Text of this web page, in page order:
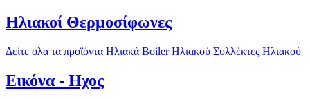
Ηλιακοί Θερμοσίφωνες
Δείτε ολα τα προϊόντα Ηλιακά Boiler Ηλιακού Συλλέκτες Ηλιακού
Εικόνα - Ηχος